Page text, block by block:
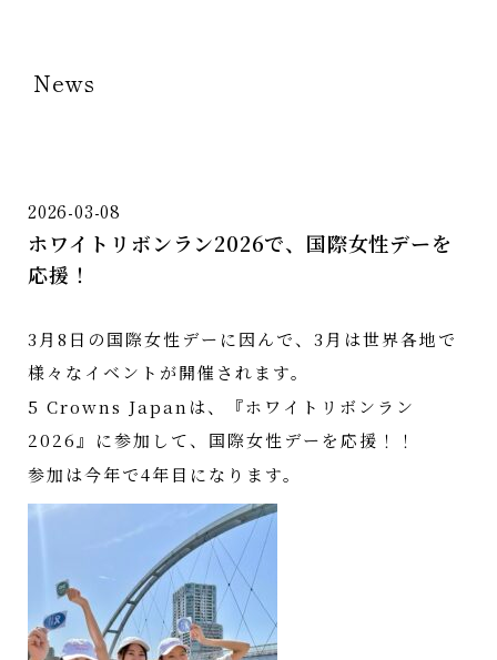
News
2026-03-08
ホワイトリボンラン2026で、国際女性デーを
応援！
3月8日の国際女性デーに因んで、3月は世界各地で
様々なイベントが開催されます。
5 Crowns Japanは、『ホワイトリボンラン
2026』に参加して、国際女性デーを応援！！
参加は今年で4年目になります。